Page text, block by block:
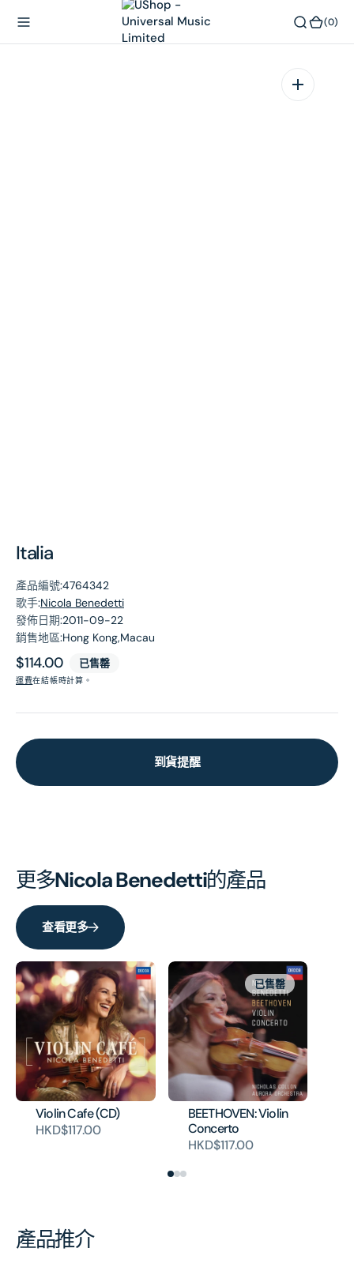
(0)
Italia
產品編號:4764342
歌手:Nicola Benedetti
發佈日期:2011-09-22
銷售地區:Hong Kong,Macau
原
價
$114.00 已售罄
運費在結帳時計算。
到貨提醒
更多Nicola Benedetti的產品
查看更多
Violin Cafe (CD)
HKD$117.00
BEETHOVEN: Violin
Concerto
HKD$117.00
已售罄
產品推介